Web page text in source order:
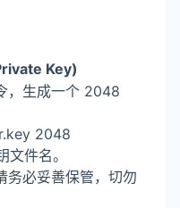
Key)
，生成一个 2048
2048
件名。
务必妥善保管，切勿